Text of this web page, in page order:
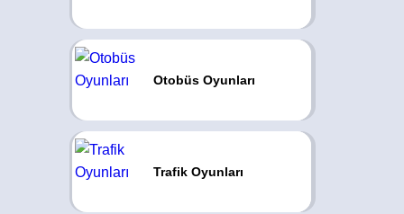
Otobüs Oyunları
Trafik Oyunları